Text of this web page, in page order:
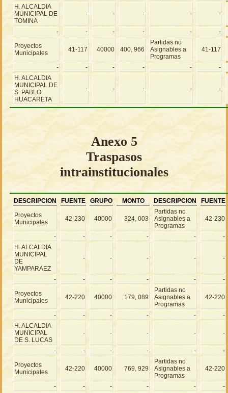
H. ALCALDIA
MUNICIPAL DE
TOMINA
- - - - -
- - - - -
-
Proyectos
Municipales
41-117 40000 400, 966
Partidas no
Asignables a
Programas
41-117
- - - - -
-
H. ALCALDIA
MUNICIPAL DE
S. PABLO
HUACARETA
- - - - -
Anexo 5
Traspasos
intrainstitucionales
DESCRIPCION FUENTE GRUPO MONTO DESCRIPCION
FUENTE
Proyectos
Municipales
42-230 40000 324, 003
Partidas no
Asignables a
Programas
42-230
- - - - -
-
H. ALCALDIA
MUNICIPAL
DE
YAMPARAEZ
- - - - -
- - - - -
-
Proyectos
Municipales
42-220 40000 179, 089
Partidas no
Asignables a
Programas
42-220
- - - - -
-
H. ALCALDIA
MUNICIPAL
DE S. LUCAS
- - - - -
- - - - -
-
Proyectos
Municipales
42-220 40000 769, 929
Partidas no
Asignables a
Programas
42-220
- - - - -
-